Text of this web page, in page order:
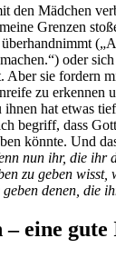
den Mädchen
Grenzen
oder
Aber sie fordern
zu erkennen
ihnen hat etwas
begriff, dass
könnte. Und
nun ihr, die ihr
zu geben
denen, die
eine gute